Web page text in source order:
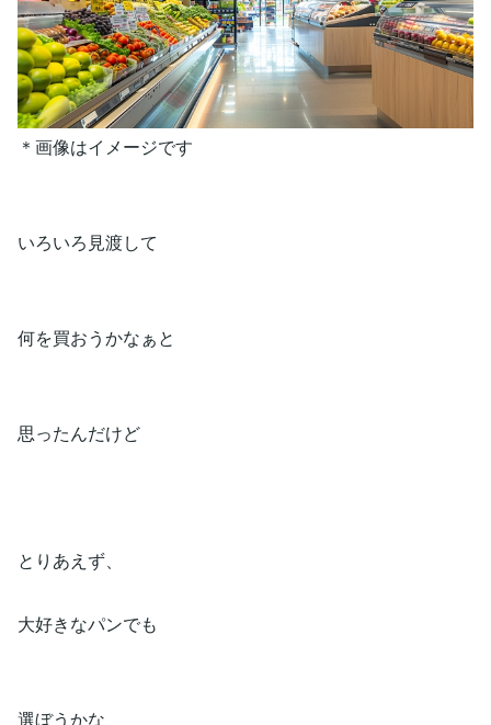
＊画像はイメージです
いろいろ見渡して
何を買おうかなぁと
思ったんだけど
とりあえず、
大好きなパンでも
選ぼうかな